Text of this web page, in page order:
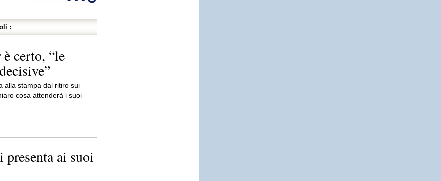
:
certo, “le
alla stampa dal ritiro sui
cosa attenderà i suoi
presenta ai suoi